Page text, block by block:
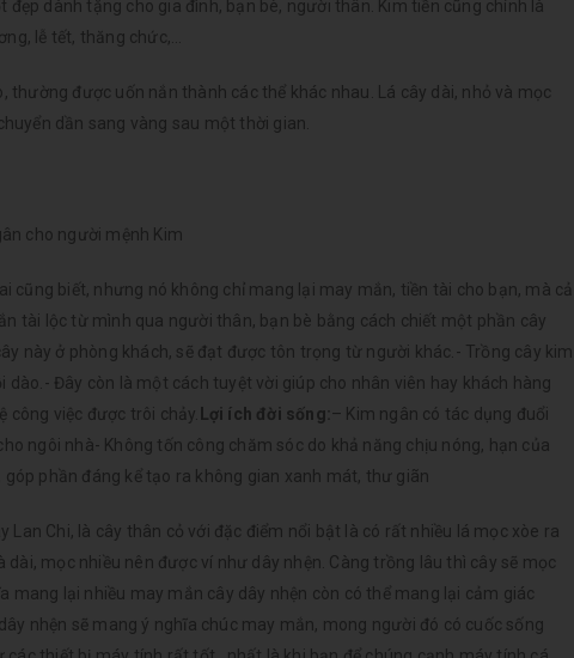
dành tặng cho gia đình, bạn bè, người thân. Kim tiền cũng chính là
lễ tết, thăng chức,…
thường được uốn nắn thành các thể khác nhau. Lá cây dài, nhỏ và mọc
dần sang vàng sau một thời gian.
cho người mệnh Kim
cũng biết, nhưng nó không chỉ mang lại may mắn, tiền tài cho bạn, mà cả
tài lộc từ mình qua người thân, bạn bè bằng cách chiết một phần cây
này ở phòng khách, sẽ đạt được tôn trọng từ người khác.- Trồng cây kim
Đây còn là một cách tuyệt vời giúp cho nhân viên hay khách hàng
công việc được trôi chảy.
Lợi ích đời sống: – Kim ngân có tác dụng đuổi
ngôi nhà- Không tốn công chăm sóc do khả năng chịu nóng, hạn của
phần đáng kể tạo ra không gian xanh mát, thư giãn
Lan Chi, là cây thân cỏ với đặc điểm nổi bật là có rất nhiều lá mọc xòe ra
mọc nhiều nên được ví như dây nhện. Càng trồng lâu thì cây sẽ mọc
mang lại nhiều may mắn cây dây nhện còn có thể mang lại cảm giác
nhện sẽ mang ý nghĩa chúc may mắn, mong người đó có cuốc sống